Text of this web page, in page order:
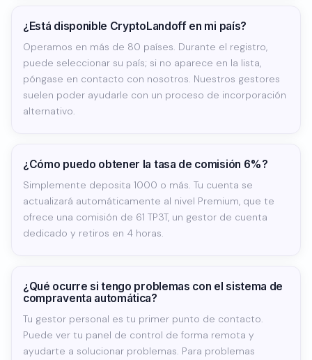
¿Está disponible CryptoLandoff en mi país?
Operamos en más de 80 países. Durante el registro,
puede seleccionar su país; si no aparece en la lista,
póngase en contacto con nosotros. Nuestros gestores
suelen poder ayudarle con un proceso de incorporación
alternativo.
¿Cómo puedo obtener la tasa de comisión 6%?
Simplemente deposita 1000 o más. Tu cuenta se
actualizará automáticamente al nivel Premium, que te
ofrece una comisión de 61 TP3T, un gestor de cuenta
dedicado y retiros en 4 horas.
¿Qué ocurre si tengo problemas con el sistema de
compraventa automática?
Tu gestor personal es tu primer punto de contacto.
Puede ver tu panel de control de forma remota y
ayudarte a solucionar problemas. Para problemas